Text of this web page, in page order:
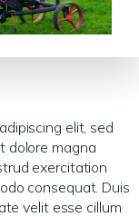
elit, sed
dolore magna
exercitation
consequat. Duis
velit esse cillum